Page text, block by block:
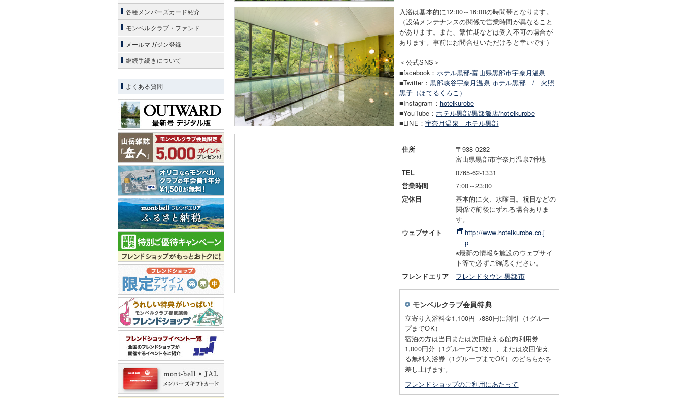
入浴は基本的に12:00～16:00の時間帯となります。
（設備メンテナンスの関係で営業時間が異なること
があります。また、繁忙期などは受入不可の場合が
あります。事前にお問合せいただけると幸いです）
＜公式SNS＞
■facebook： ホテル黒部-富山県黒部市宇奈月温泉
■Twitter：黒部峡谷宇奈月温泉 ホテル黒部 / 火照
黒子（ほてるくろこ）
■Instagram： hotelkurobe
■YouTube：ホテル黒部/黒部飯店/hotelkurobe
■LINE： 宇奈月温泉 ホテル黒部
住所
〒938-0282
富山県黒部市宇奈月温泉7番地
TEL 0765-62-1331
営業時間 7:00～23:00
定休日
基本的に火、水曜日。祝日などの
関係で前後にずれる場合ありま
す。
ウェブサイト
http://www.hotelkurobe.co.j
p
※最新の情報を施設のウェブサイ
ト等で必ずご確認ください。
フレンドエリア フレンドタウン 黒部市
モンベルクラブ会員特典
立寄り入浴料金1,100円→880円に割引（1グルー
プまでOK）
宿泊の方は当日または次回使える館内利用券
1,000円分（1グループに1枚）、または次回使え
る無料入浴券（1グループまでOK）のどちらかを
差し上げます。
フレンドショップのご利用にあたって
各種メンバーズカード紹介
モンベルクラブ・ファンド
メールマガジン登録
継続手続きについて
よくある質問